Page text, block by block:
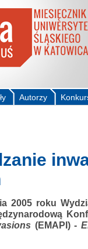
Autorzy
2005 roku
(EMAPI) -